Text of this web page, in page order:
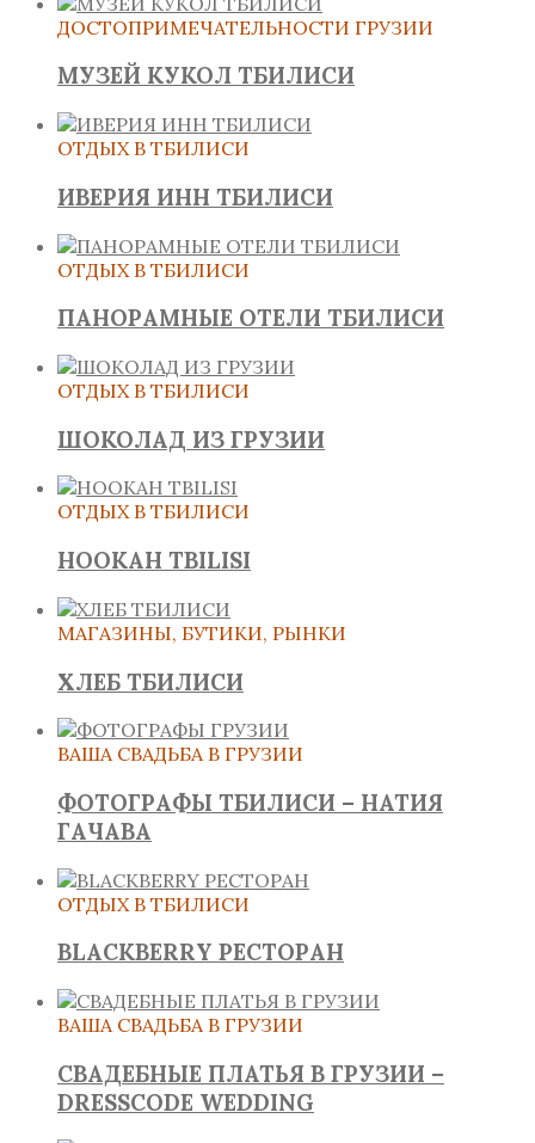
ДОСТОПРИМЕЧАТЕЛЬНОСТИ ГРУЗИИ
МУЗЕЙ КУКОЛ ТБИЛИСИ
ОТДЫХ В ТБИЛИСИ
ИВЕРИЯ ИНН ТБИЛИСИ
ОТДЫХ В ТБИЛИСИ
ПАНОРАМНЫЕ ОТЕЛИ ТБИЛИСИ
ОТДЫХ В ТБИЛИСИ
ШОКОЛАД ИЗ ГРУЗИИ
ОТДЫХ В ТБИЛИСИ
HOOKAH TBILISI
МАГАЗИНЫ, БУТИКИ, РЫНКИ
ХЛЕБ ТБИЛИСИ
ВАША СВАДЬБА В ГРУЗИИ
ФОТОГРАФЫ ТБИЛИСИ – НАТИЯ
ГАЧАВА
ОТДЫХ В ТБИЛИСИ
BLACKBERRY РЕСТОРАН
ВАША СВАДЬБА В ГРУЗИИ
СВАДЕБНЫЕ ПЛАТЬЯ В ГРУЗИИ –
DRESSCODE WEDDING